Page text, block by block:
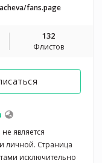
fans.page
132
Флистов
является
личной. Страница
исключительно